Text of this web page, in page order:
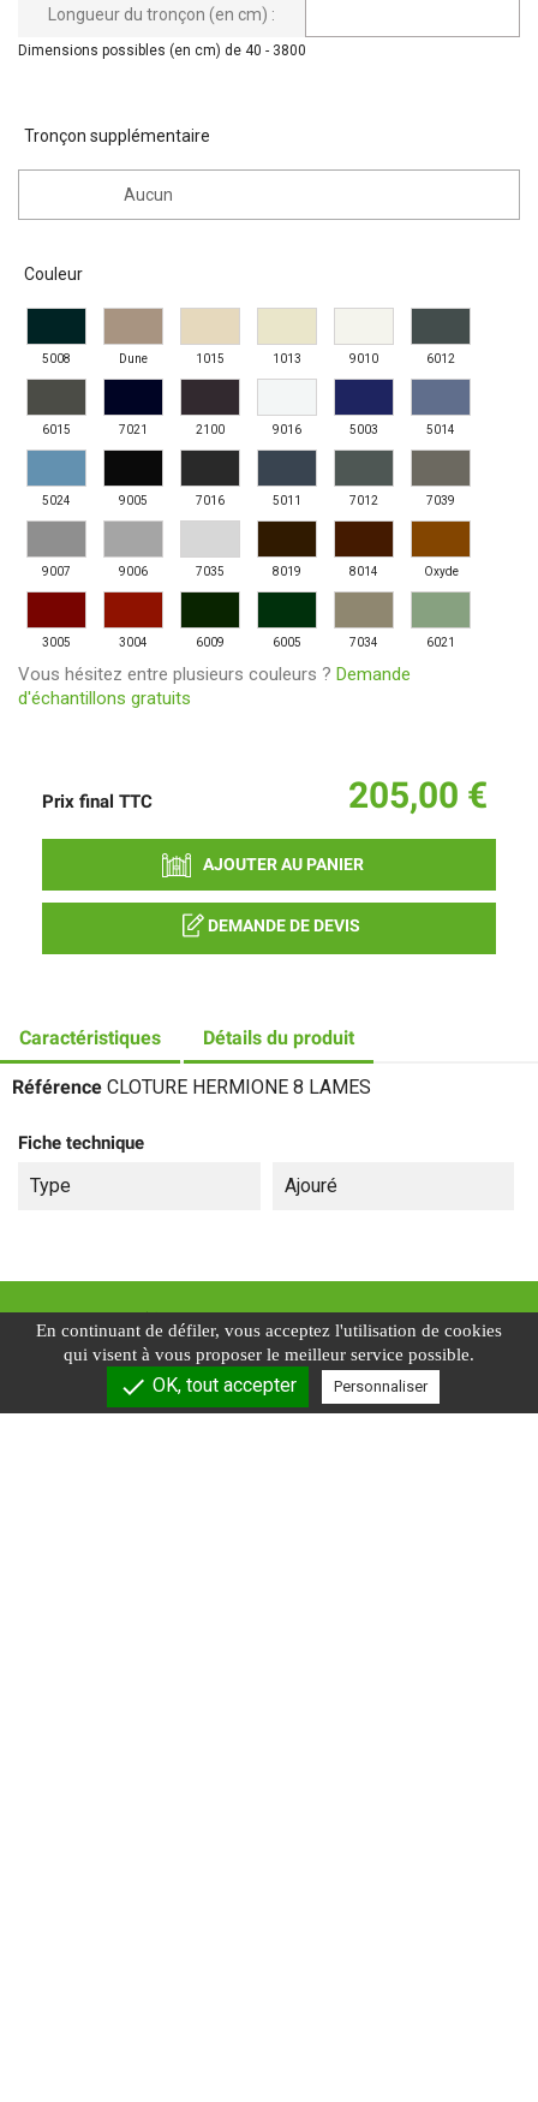
Longueur du tronçon (en cm) :
Dimensions possibles (en cm) de 40 - 3800
Tronçon supplémentaire
Aucun
Couleur
5008 Dune 1015 1013 9010 6012
6015 7021 2100 9016 5003 5014
5024 9005 7016 5011 7012 7039
9007 9006 7035 8019 8014 Oxyde
3005 3004 6009 6005 7034 6021
Vous hésitez entre plusieurs couleurs ? Demande
d'échantillons gratuits
Prix final TTC 205,00 €
AJOUTER AU PANIER
DEMANDE DE DEVIS
Caractéristiques Détails du produit
Référence CLOTURE HERMIONE 8 LAMES
Fiche technique
Type Ajouré
En continuant de défiler, vous acceptez l'utilisation de cookies
qui visent à vous proposer le meilleur service possible.
check OK, tout accepter Personnaliser